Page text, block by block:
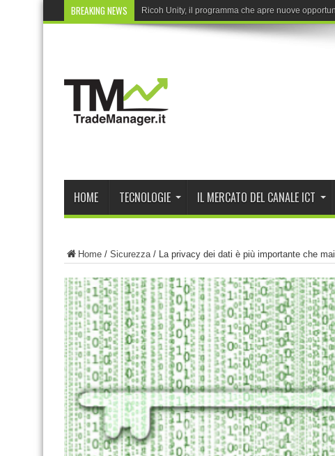
BREAKING NEWS Veeam pre
HOME TECNOLOGIE IL MERCATO DEL CANALE ICT
Home / Sicurezza/ La privacy dei dati è più importante che mai